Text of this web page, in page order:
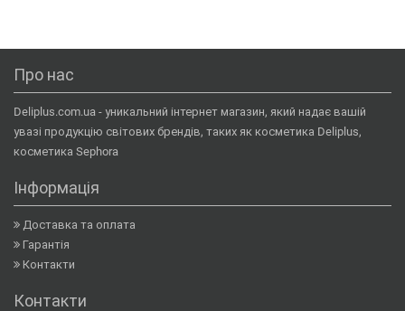
Про нас
Deliplus.com.ua - уникальний інтернет магазин, який надає вашій
увазі продукцію світових брендів, таких як косметика Deliplus,
косметика Sephora
Інформація
Доставка та оплата
Гарантія
Контакти
Контакти